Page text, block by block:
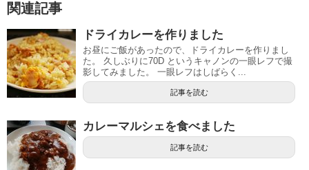
関連記事
ドライカレーを作りました
お昼にご飯があったので、ドライカレーを作りまし
た。 久しぶりに70D というキャノンの一眼レフで撮
影してみました。 一眼レフはしばらく...
記事を読む
カレーマルシェを食べました
記事を読む